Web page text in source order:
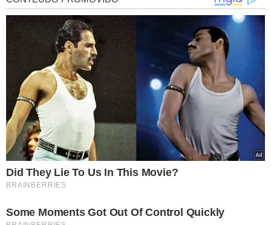
A ação foi realizada pela 3ª Companhia Independente de
Policiamento Ambiental (3ª CIPA), com apoio da 3ª
Companhia do 10º BPM, após uma denúncia de que
indivíduos estariam praticando caça ilegal em uma
propriedade localizada no povoado Souza.
No local, o proprietário da área informou aos policiais
que os suspeitos haviam deixado a propriedade e
seguido para uma residência próxima. Por volta da meia-
noite, foi realizado um cerco ao imóvel e os envolvidos
foram abordados.